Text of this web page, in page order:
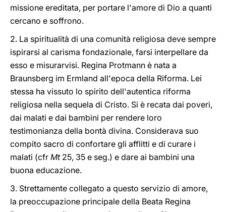
missione ereditata, per portare l'amore di Dio a quanti
cercano e soffrono.
2. La spiritualità di una comunità religiosa deve sempre
ispirarsi al carisma fondazionale, farsi interpellare da
esso e misurarvisi. Regina Protmann è nata a
Braunsberg im Ermland all'epoca della Riforma. Lei
stessa ha vissuto lo spirito dell'autentica riforma
religiosa nella sequela di Cristo. Si è recata dai poveri,
dai malati e dai bambini per rendere loro
testimonianza della bontà divina. Considerava suo
compito sacro di confortare gli afflitti e di curare i
malati (cfr Mt25, 35 e seg.) e dare ai bambini una
buona educazione.
3. Strettamente collegato a questo servizio di amore,
la preoccupazione principale della Beata Regina